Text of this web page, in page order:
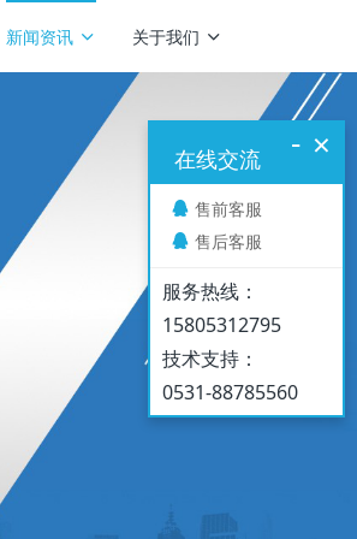
新闻资讯 关于我们
×
-
在线交流
售前客服
售后客服
服务热线：
15805312795
技术支持：
0531-88785560